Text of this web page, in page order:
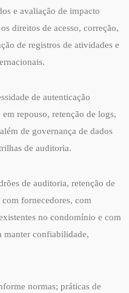
e avaliação de impacto
direitos de acesso, correção,
de registros de atividades e
de autenticação
repouso, retenção de logs,
de governança de dados
de auditoria.
de auditoria, retenção de
fornecedores, com
no condomínio e com
manter confiabilidade,
normas; práticas de